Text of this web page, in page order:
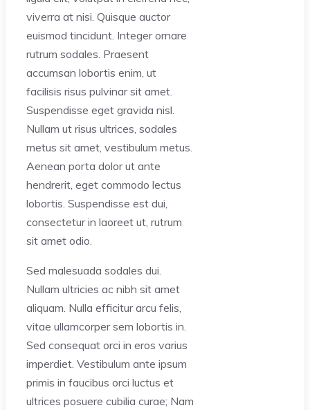
viverra at nisi. Quisque auctor
euismod tincidunt. Integer ornare
rutrum sodales. Praesent
accumsan lobortis enim, ut
facilisis risus pulvinar sit amet.
Suspendisse eget gravida nisl.
Nullam ut risus ultrices, sodales
metus sit amet, vestibulum metus.
Aenean porta dolor ut ante
hendrerit, eget commodo lectus
lobortis. Suspendisse est dui,
consectetur in laoreet ut, rutrum
sit amet odio.
Sed malesuada sodales dui.
Nullam ultricies ac nibh sit amet
aliquam. Nulla efficitur arcu felis,
vitae ullamcorper sem lobortis in.
Sed consequat orci in eros varius
imperdiet. Vestibulum ante ipsum
primis in faucibus orci luctus et
ultrices posuere cubilia curae; Nam